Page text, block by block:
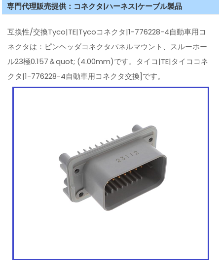
専門代理販売提供：コネクタ|ハーネス|ケーブル製品
互換性/交換Tyco|TE|Tycoコネクタ|1-776228-4自動車用コ
ネクタは：ピンヘッダコネクタパネルマウント、スルーホー
ル23極0.157＆quot; (4.00mm)です。タイコ|TE|タイココネ
クタ|1-776228-4自動車用コネクタ交換]です。